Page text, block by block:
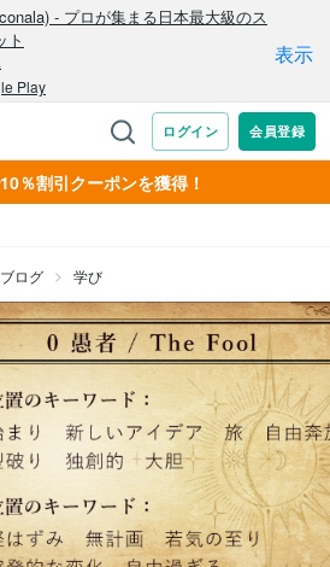
％割引クーポンを獲得！
ブログ 学び